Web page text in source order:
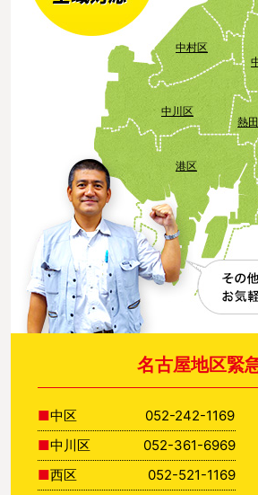
中川区
中村区
港区
熱
名古屋地区緊
中区
052-242-1169
中川区
052-361-6969
西区
052-521-1169